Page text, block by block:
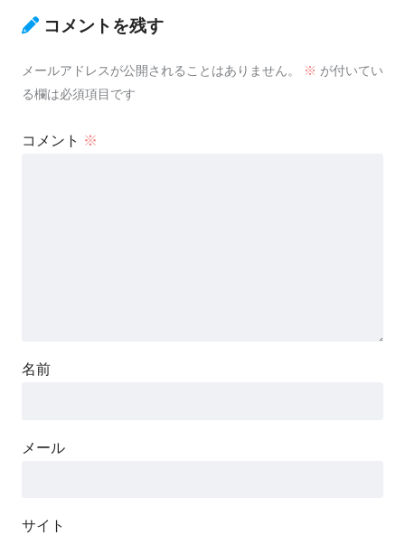
コメントを残す
メールアドレスが公開されることはありません。 ※ が付いてい
る欄は必須項目です
コメント ※
名前
メール
サイト